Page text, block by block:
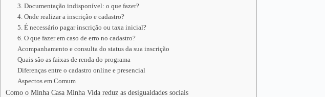
3. Documentação indisponível: o que fazer?
4. Onde realizar a inscrição e cadastro?
5. É necessário pagar inscrição ou taxa inicial?
6. O que fazer em caso de erro no cadastro?
Acompanhamento e consulta do status da sua inscrição
Quais são as faixas de renda do programa
Diferenças entre o cadastro online e presencial
Aspectos em Comum
Como o Minha Casa Minha Vida reduz as desigualdades sociais